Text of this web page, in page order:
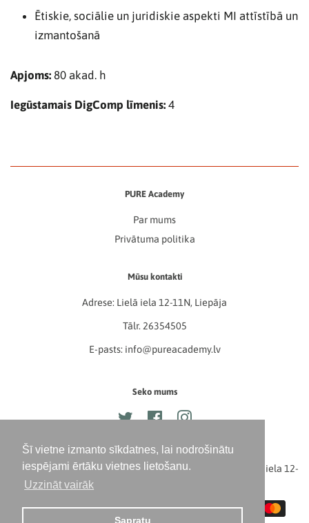
Šī vietne izmanto sīkdatnes, lai nodrošinātu
iespējami ērtāku vietnes lietošanu.
Uzzināt vairāk
Sapratu
Ētiskie, sociālie un juridiskie aspekti MI attīstībā un
izmantošanā
Apjoms: 80 akad. h
Iegūstamais DigComp līmenis: 4
PURE Academy
Par mums
Privātuma politika
Mūsu kontakti
Adrese: Lielā iela 12-11N, Liepāja
Tālr. 26354505
E-pasts: info@pureacademy.lv
Seko mums
TwitterFacebookInstagram
Autortiesības © 2026,PURE Academy, 42103062204, Lielā iela 12-
11N, Liepāja, LV-3401
Maksājuma